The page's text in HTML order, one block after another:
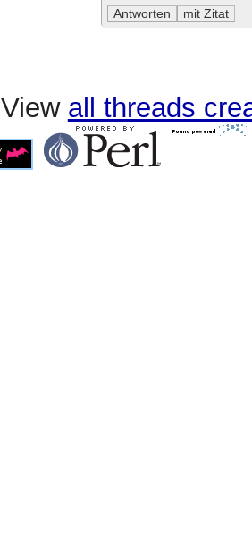
View all threads